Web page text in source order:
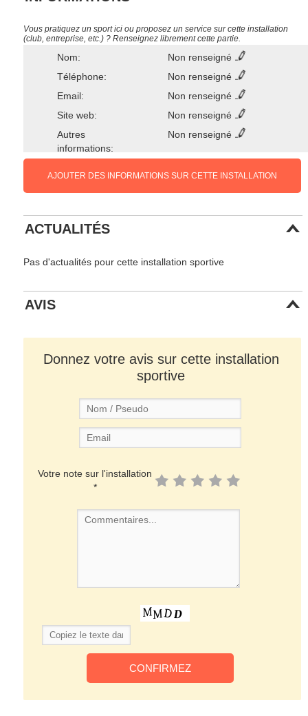
Vous pratiquez un sport ici ou proposez un service sur cette installation
(club, entreprise, etc.) ? Renseignez librement cette partie.
Nom:
Non renseigné
Téléphone:
Non renseigné
Email:
Non renseigné
Site web:
Non renseigné
Autres
informations:
Non renseigné
AJOUTER DES INFORMATIONS SUR CETTE INSTALLATION
ACTUALITÉS
Pas d'actualités pour cette installation sportive
AVIS
Donnez votre avis sur cette installation
sportive
Votre note sur l'installation
*